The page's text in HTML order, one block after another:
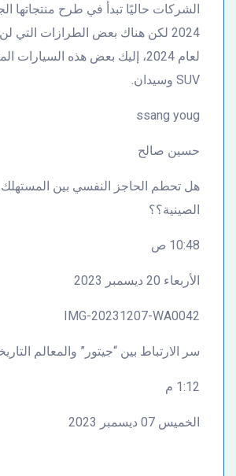
الشركات حاليًا تبدأ في طرح منتجاتها
2024 لكن هناك بعض الطرازات التي
لعام 2024، إليك بعض هذه السيارات
SUV وسيدان.
ssang youg
حسين صالح
هل تحطم الحاجز النفسي بين المستهلك
الصينية؟؟
10:48 ص
الأربعاء 20 ديسمبر 2023
IMG-20231207-WA0042
سر الارتباط بين “جيتور” والمعالم
1:12 م
الخميس 07 ديسمبر 2023